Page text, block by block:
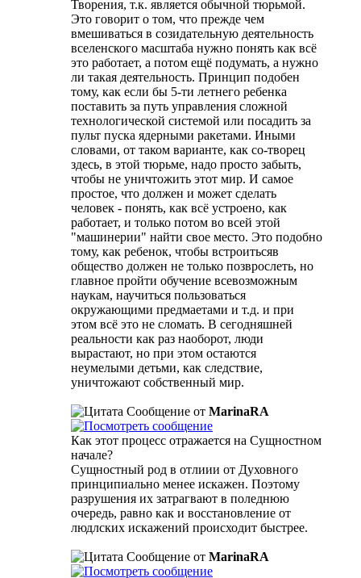
Творения, т.к. является обычной тюрьмой.
Это говорит о том, что прежде чем
вмешиваться в созидательную деятельность
вселенского масштаба нужно понять как всё
это работает, а потом ещё подумать, а нужно
ли такая деятельность. Принцип подобен
тому, как если бы 5-ти летнего ребенка
поставить за путь управления сложной
технологической системой или посадить за
пульт пуска ядерными ракетами. Иными
словами, от таком варианте, как со-творец
здесь, в этой тюрьме, надо просто забыть,
чтобы не уничтожить этот мир. И самое
простое, что должен и может сделать
человек - понять, как всё устроено, как
работает, и только потом во всей этой
"машинерии" найти свое место. Это подобно
тому, как ребенок, чтобы встроитьсяв
общество должен не только позврослеть, но
главное пройти обучение всевозможным
наукам, научиться пользоваться
окружающими предмаетами и т.д. и при
этом всё это не сломать. В сегодняшней
реальности как раз наоборот, люди
вырастают, но при этом остаются
неумелыми детьми, как следствие,
уничтожают собственный мир.
Сообщение от MarinaRA
Как этот процесс отражается на Сущностном
начале?
Сущностный род в отлиии от Духовного
принципиально менее искажен. Поэтому
разрушения их затрагвают в поледнюю
очередь, равно как и восстановление от
людлских искажений происходит быстрее.
Сообщение от MarinaRA